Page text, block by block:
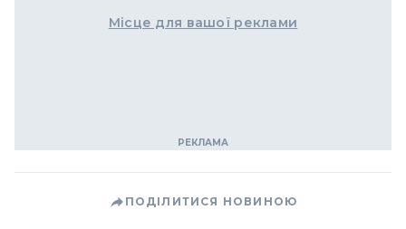
Місце для вашої реклами
ПОДІЛИТИСЯ НОВИНОЮ